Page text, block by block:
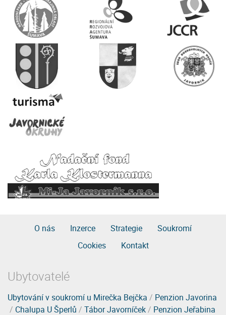
O nás Inzerce Strategie
Soukromí
Cookies
Kontakt
Ubytovatelé
Ubytování v soukromí u Mirečka Bejčka / Penzion Javorina
/ Chalupa U Šperlů / Tábor Javorníček/ Penzion Jeřabina